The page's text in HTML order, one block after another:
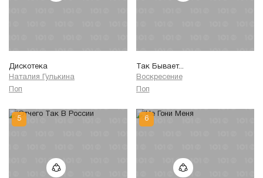
Дискотека
Наталия Гулькина
Поп
Так Бывает...
Воскресение
Поп